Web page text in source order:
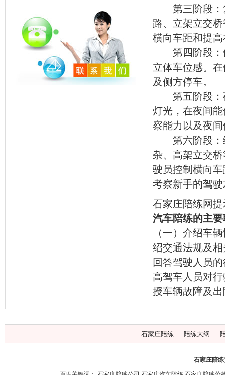
第三阶段：复
路、立架立交
横向车距和提
第四阶段：停
立体车位感。
及侧方停车。
第五阶段：夜
灯光，在夜间
察能力以及夜
第六阶段：综
杂、高架立交
驶员控制横向
考察新手的驾
石家庄陪练网
汽车陪练的主
（一）介绍车
绍交通法规及
回答驾驶人员
高驾车人员对
授车辆故障及
石家庄陪练 陪练大纲
石家庄陪